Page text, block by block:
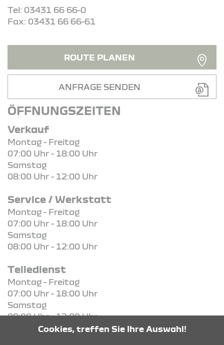
Tel: 03431 66 66-0
Fax: 03431 66 66-61
ROUTE PLANEN
ANFRAGE SENDEN
ÖFFNUNGSZEITEN
Verkauf
Montag - Freitag
07:00 Uhr - 18:00 Uhr
Samstag
08:00 Uhr - 12:00 Uhr
Service / Werkstatt
Montag - Freitag
07:00 Uhr - 18:00 Uhr
Samstag
08:00 Uhr - 12:00 Uhr
Teiledienst
Montag - Freitag
07:00 Uhr - 18:00 Uhr
Samstag
08:00 Uhr - 12:00 Uhr
Cookies, treffen Sie Ihre Auswahl!